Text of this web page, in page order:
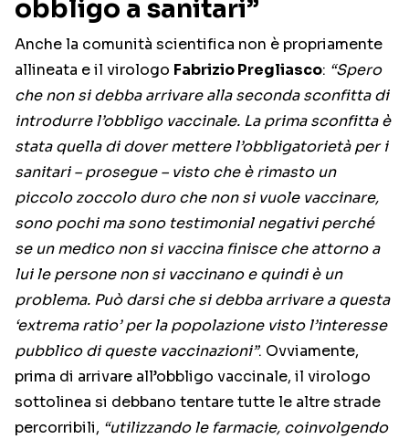
obbligo a sanitari”
Anche la comunità scientifica non è propriamente
allineata e il virologo Fabrizio Pregliasco: “Spero
che non si debba arrivare alla seconda sconfitta di
introdurre l’obbligo vaccinale. La prima sconfitta è
stata quella di dover mettere l’obbligatorietà per i
sanitari – prosegue – visto che è rimasto un
piccolo zoccolo duro che non si vuole vaccinare,
sono pochi ma sono testimonial negativi perché
se un medico non si vaccina finisce che attorno a
lui le persone non si vaccinano e quindi è un
problema. Può darsi che si debba arrivare a questa
‘extrema ratio’ per la popolazione visto l’interesse
pubblico di queste vaccinazioni”. Ovviamente,
prima di arrivare all’obbligo vaccinale, il virologo
sottolinea si debbano tentare tutte le altre strade
percorribili, “utilizzando le farmacie, coinvolgendo